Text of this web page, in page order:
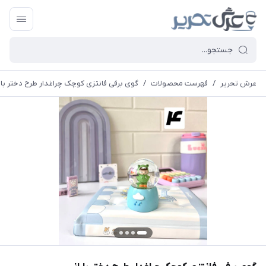
عرش تحریر / فهرست محصولات / گوی برفی فانتزی کوچک چراغدار طرح دختر